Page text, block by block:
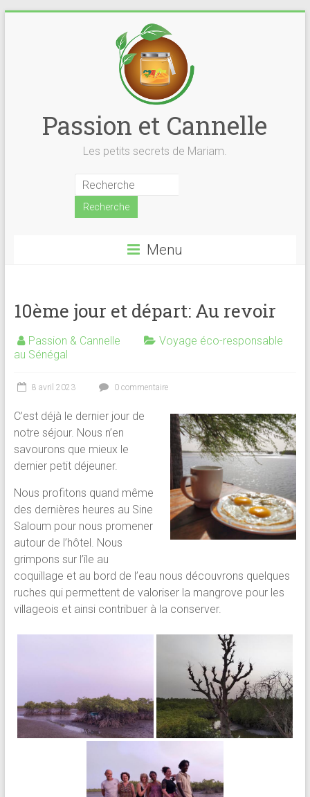
Passion et Cannelle
Les petits secrets de Mariam.
Menu
10ème jour et départ: Au revoir
Passion & Cannelle
Voyage éco-responsable
au Sénégal
8 avril 2023 0 commentaire
C’est déjà le dernier jour de
notre séjour. Nous n’en
savourons que mieux le
dernier petit déjeuner.
Nous profitons quand même
des dernières heures au Sine
Saloum pour nous promener
autour de l’hôtel. Nous
grimpons sur l’île au
coquillage et au bord de l’eau nous découvrons quelques
ruches qui permettent de valoriser la mangrove pour les
villageois et ainsi contribuer à la conserver.